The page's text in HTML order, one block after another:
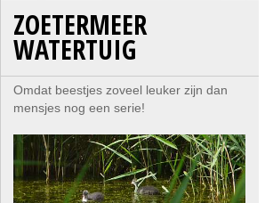
ZOETERMEER
WATERTUIG
Omdat beestjes zoveel leuker zijn dan
mensjes nog een serie!